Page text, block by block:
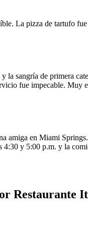
La pizza de tartufo
la sangría de primera
fue impecable. Muy
amiga en Miami
4:30 y 5:00 p.m. y la
Restaurante